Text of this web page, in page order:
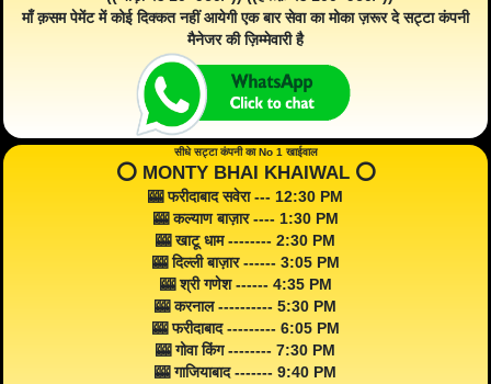
माँ क़सम पेमेंट में कोई दिक्कत नहीं आयेगी एक बार सेवा का मोका ज़रूर दे सट्टा कंपनी
मैनेजर की ज़िम्मेवारी है
सीधे सट्टा कंपनी का No 1 खाईवाल
⭕️ MONTY BHAI KHAIWAL ⭕️
🎰 फरीदाबाद सवेरा --- 12:30 PM
🎰 कल्याण बाज़ार ---- 1:30 PM
🎰 खाटू धाम -------- 2:30 PM
🎰 दिल्ली बाज़ार ------ 3:05 PM
🎰 श्री गणेश ------ 4:35 PM
🎰 करनाल ---------- 5:30 PM
🎰 फरीदाबाद --------- 6:05 PM
🎰 गोवा किंग -------- 7:30 PM
🎰 गाजियाबाद ------- 9:40 PM